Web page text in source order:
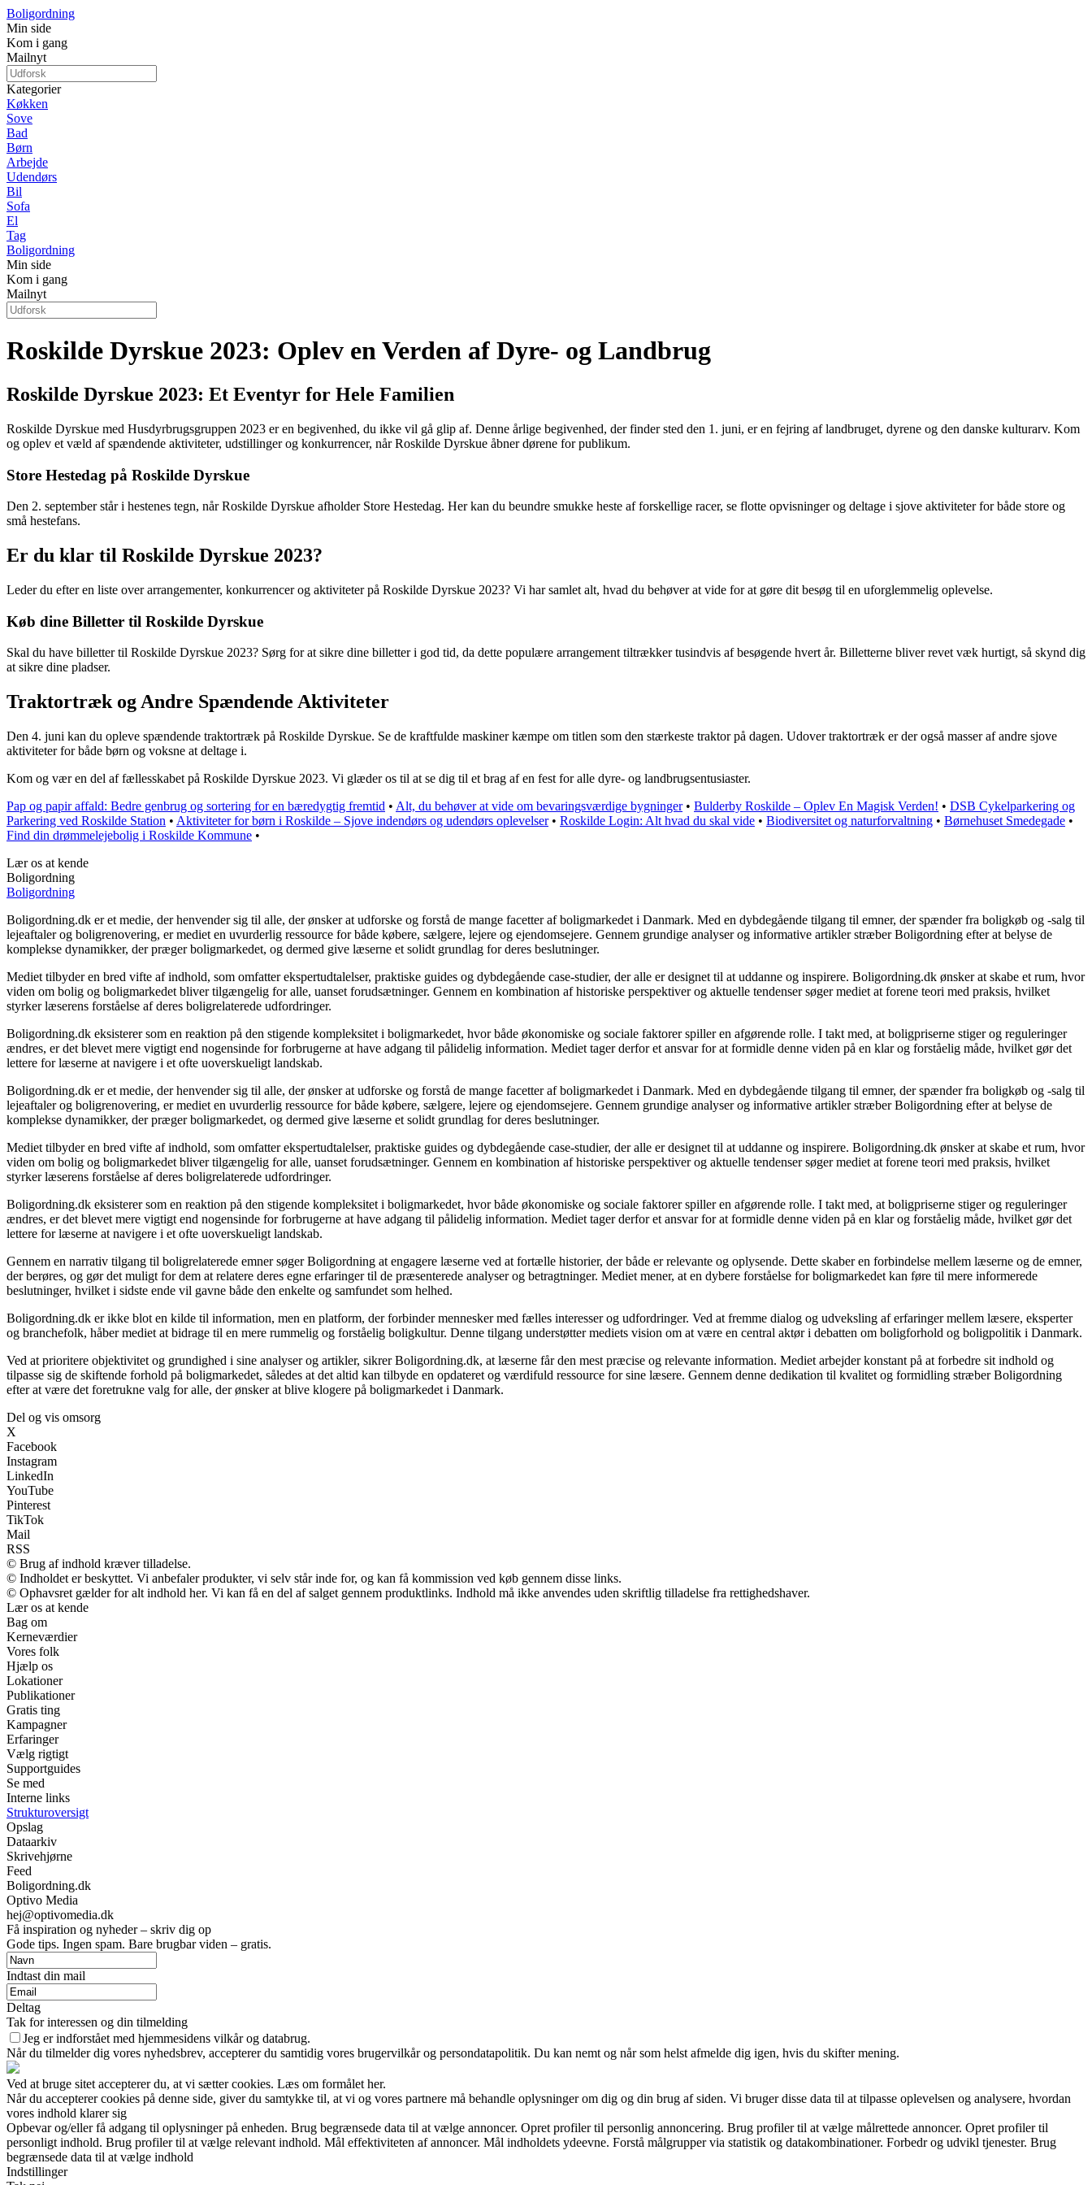
Boligordning
Min side
Kom i gang
Mailnyt
Kategorier
Køkken
Sove
Bad
Børn
Arbejde
Udendørs
Bil
Sofa
El
Tag
Boligordning
Min side
Kom i gang
Mailnyt
Roskilde Dyrskue 2023: Oplev en Verden af Dyre- og Landbrug
Roskilde Dyrskue 2023: Et Eventyr for Hele Familien
Roskilde Dyrskue med Husdyrbrugsgruppen 2023 er en begivenhed, du ikke vil gå glip af. Denne årlige begivenhed, der finder sted den 1. juni, er en fejring af landbruget, dyrene og den danske kulturarv. Kom
og oplev et væld af spændende aktiviteter, udstillinger og konkurrencer, når Roskilde Dyrskue åbner dørene for publikum.
Store Hestedag på Roskilde Dyrskue
Den 2. september står i hestenes tegn, når Roskilde Dyrskue afholder Store Hestedag. Her kan du beundre smukke heste af forskellige racer, se flotte opvisninger og deltage i sjove aktiviteter for både store og
små hestefans.
Er du klar til Roskilde Dyrskue 2023?
Leder du efter en liste over arrangementer, konkurrencer og aktiviteter på Roskilde Dyrskue 2023? Vi har samlet alt, hvad du behøver at vide for at gøre dit besøg til en uforglemmelig oplevelse.
Køb dine Billetter til Roskilde Dyrskue
Skal du have billetter til Roskilde Dyrskue 2023? Sørg for at sikre dine billetter i god tid, da dette populære arrangement tiltrækker tusindvis af besøgende hvert år. Billetterne bliver revet væk hurtigt, så skynd dig
at sikre dine pladser.
Traktortræk og Andre Spændende Aktiviteter
Den 4. juni kan du opleve spændende traktortræk på Roskilde Dyrskue. Se de kraftfulde maskiner kæmpe om titlen som den stærkeste traktor på dagen. Udover traktortræk er der også masser af andre sjove
aktiviteter for både børn og voksne at deltage i.
Kom og vær en del af fællesskabet på Roskilde Dyrskue 2023. Vi glæder os til at se dig til et brag af en fest for alle dyre- og landbrugsentusiaster.
Pap og papir affald: Bedre genbrug og sortering for en bæredygtig fremtid • Alt, du behøver at vide om bevaringsværdige bygninger• Bulderby Roskilde – Oplev En Magisk Verden! • DSB Cykelparkering og
Parkering ved Roskilde Station • Aktiviteter for børn i Roskilde – Sjove indendørs og udendørs oplevelser• Roskilde Login: Alt hvad du skal vide • Biodiversitet og naturforvaltning • Børnehuset Smedegade •
Find din drømmelejebolig i Roskilde Kommune •
Lær os at kende
Boligordning
Boligordning
Boligordning.dk er et medie, der henvender sig til alle, der ønsker at udforske og forstå de mange facetter af boligmarkedet i Danmark. Med en dybdegående tilgang til emner, der spænder fra boligkøb og -salg til
lejeaftaler og boligrenovering, er mediet en uvurderlig ressource for både købere, sælgere, lejere og ejendomsejere. Gennem grundige analyser og informative artikler stræber Boligordning efter at belyse de
komplekse dynamikker, der præger boligmarkedet, og dermed give læserne et solidt grundlag for deres beslutninger.
Mediet tilbyder en bred vifte af indhold, som omfatter ekspertudtalelser, praktiske guides og dybdegående case-studier, der alle er designet til at uddanne og inspirere. Boligordning.dk ønsker at skabe et rum, hvor
viden om bolig og boligmarkedet bliver tilgængelig for alle, uanset forudsætninger. Gennem en kombination af historiske perspektiver og aktuelle tendenser søger mediet at forene teori med praksis, hvilket
styrker læserens forståelse af deres boligrelaterede udfordringer.
Boligordning.dk eksisterer som en reaktion på den stigende kompleksitet i boligmarkedet, hvor både økonomiske og sociale faktorer spiller en afgørende rolle. I takt med, at boligpriserne stiger og reguleringer
ændres, er det blevet mere vigtigt end nogensinde for forbrugerne at have adgang til pålidelig information. Mediet tager derfor et ansvar for at formidle denne viden på en klar og forståelig måde, hvilket gør det
lettere for læserne at navigere i et ofte uoverskueligt landskab.
Boligordning.dk er et medie, der henvender sig til alle, der ønsker at udforske og forstå de mange facetter af boligmarkedet i Danmark. Med en dybdegående tilgang til emner, der spænder fra boligkøb og -salg til
lejeaftaler og boligrenovering, er mediet en uvurderlig ressource for både købere, sælgere, lejere og ejendomsejere. Gennem grundige analyser og informative artikler stræber Boligordning efter at belyse de
komplekse dynamikker, der præger boligmarkedet, og dermed give læserne et solidt grundlag for deres beslutninger.
Mediet tilbyder en bred vifte af indhold, som omfatter ekspertudtalelser, praktiske guides og dybdegående case-studier, der alle er designet til at uddanne og inspirere. Boligordning.dk ønsker at skabe et rum, hvor
viden om bolig og boligmarkedet bliver tilgængelig for alle, uanset forudsætninger. Gennem en kombination af historiske perspektiver og aktuelle tendenser søger mediet at forene teori med praksis, hvilket
styrker læserens forståelse af deres boligrelaterede udfordringer.
Boligordning.dk eksisterer som en reaktion på den stigende kompleksitet i boligmarkedet, hvor både økonomiske og sociale faktorer spiller en afgørende rolle. I takt med, at boligpriserne stiger og reguleringer
ændres, er det blevet mere vigtigt end nogensinde for forbrugerne at have adgang til pålidelig information. Mediet tager derfor et ansvar for at formidle denne viden på en klar og forståelig måde, hvilket gør det
lettere for læserne at navigere i et ofte uoverskueligt landskab.
Gennem en narrativ tilgang til boligrelaterede emner søger Boligordning at engagere læserne ved at fortælle historier, der både er relevante og oplysende. Dette skaber en forbindelse mellem læserne og de emner,
der berøres, og gør det muligt for dem at relatere deres egne erfaringer til de præsenterede analyser og betragtninger. Mediet mener, at en dybere forståelse for boligmarkedet kan føre til mere informerede
beslutninger, hvilket i sidste ende vil gavne både den enkelte og samfundet som helhed.
Boligordning.dk er ikke blot en kilde til information, men en platform, der forbinder mennesker med fælles interesser og udfordringer. Ved at fremme dialog og udveksling af erfaringer mellem læsere, eksperter
og branchefolk, håber mediet at bidrage til en mere rummelig og forståelig boligkultur. Denne tilgang understøtter mediets vision om at være en central aktør i debatten om boligforhold og boligpolitik i Danmark.
Ved at prioritere objektivitet og grundighed i sine analyser og artikler, sikrer Boligordning.dk, at læserne får den mest præcise og relevante information. Mediet arbejder konstant på at forbedre sit indhold og
tilpasse sig de skiftende forhold på boligmarkedet, således at det altid kan tilbyde en opdateret og værdifuld ressource for sine læsere. Gennem denne dedikation til kvalitet og formidling stræber Boligordning
efter at være det foretrukne valg for alle, der ønsker at blive klogere på boligmarkedet i Danmark.
Del og vis omsorg
X
Facebook
Instagram
LinkedIn
YouTube
Pinterest
TikTok
Mail
RSS
© Brug af indhold kræver tilladelse.
© Indholdet er beskyttet. Vi anbefaler produkter, vi selv står inde for, og kan få kommission ved køb gennem disse links.
© Ophavsret gælder for alt indhold her. Vi kan få en del af salget gennem produktlinks. Indhold må ikke anvendes uden skriftlig tilladelse fra rettighedshaver.
Lær os at kende
Bag om
Kerneværdier
Vores folk
Hjælp os
Lokationer
Publikationer
Gratis ting
Kampagner
Erfaringer
Vælg rigtigt
Supportguides
Se med
Interne links
Strukturoversigt
Opslag
Dataarkiv
Skrivehjørne
Feed
Boligordning.dk
Optivo Media
hej@optivomedia.dk
Få inspiration og nyheder – skriv dig op
Gode tips. Ingen spam. Bare brugbar viden – gratis.
Indtast din mail
Deltag
Tak for interessen og din tilmelding
Jeg er indforstået med hjemmesidens vilkår og databrug.
Når du tilmelder dig vores nyhedsbrev, accepterer du samtidig vores brugervilkår og persondatapolitik. Du kan nemt og når som helst afmelde dig igen, hvis du skifter mening.
Ved at bruge sitet accepterer du, at vi sætter cookies. Læs om formålet her.
Når du accepterer cookies på denne side, giver du samtykke til, at vi og vores partnere må behandle oplysninger om dig og din brug af siden. Vi bruger disse data til at tilpasse oplevelsen og analysere, hvordan
vores indhold klarer sig
Opbevar og/eller få adgang til oplysninger på enheden. Brug begrænsede data til at vælge annoncer. Opret profiler til personlig annoncering. Brug profiler til at vælge målrettede annoncer. Opret profiler til
personligt indhold. Brug profiler til at vælge relevant indhold. Mål effektiviteten af annoncer. Mål indholdets ydeevne. Forstå målgrupper via statistik og datakombinationer. Forbedr og udvikl tjenester. Brug
begrænsede data til at vælge indhold
Indstillinger